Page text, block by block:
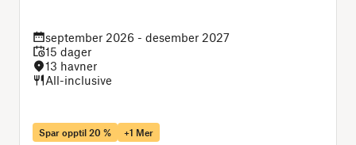
september 2026 - desember 2027
15 dager
13 havner
All-inclusive
Spar opptil 20 %
+1 Mer